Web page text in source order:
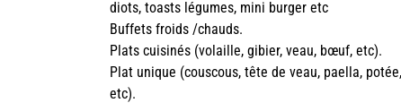
diots, toasts légumes, mini burger etc
Buffets froids /chauds.
Plats cuisinés (volaille, gibier, veau, bœuf, etc).
Plat unique (couscous, tête de veau, paella,
etc).